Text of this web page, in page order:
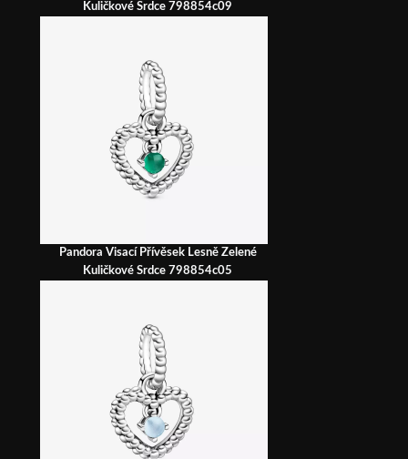
Kuličkové Srdce 798854c09
Pandora Visací Přívěsek Lesně Zelené
Kuličkové Srdce 798854c05